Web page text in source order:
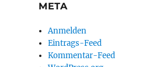
META
Anmelden
Eintrags-Feed
Kommentar-Feed